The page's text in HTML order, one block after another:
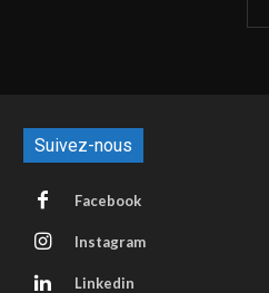
Suivez-nous
Facebook
Instagram
Linkedin